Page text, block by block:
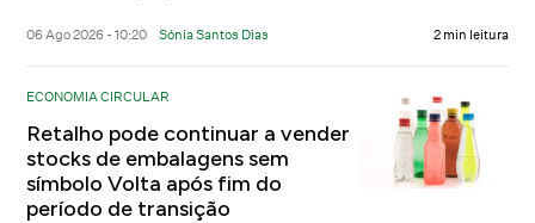
06 Ago 2026 - 10:20 Sónia Santos Dias 2 min leitura
ECONOMIA CIRCULAR
Retalho pode continuar a vender
stocks de embalagens sem
símbolo Volta após fim do
período de transição